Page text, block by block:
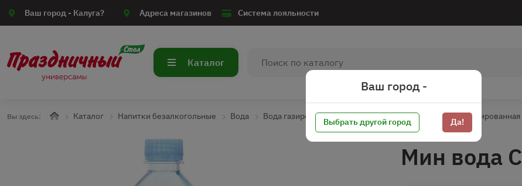
Ваш город - Калуга? Адреса магазинов Система лояльности
Каталог
Вы здесь: Каталог Напитки безалкогольные Вода Вода газированная Вода газированная пб Вода
Мин вода
Ваш город -
Выбрать другой город Да!